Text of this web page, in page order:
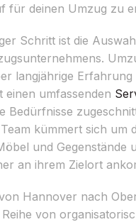
für deinen Umzug zu
Schritt ist die
langjährige Erfahrung
einen umfassenden
Bedürfnisse
kümmert sich um
und Gegenstände
an ihrem Zielort
Hannover nach
von